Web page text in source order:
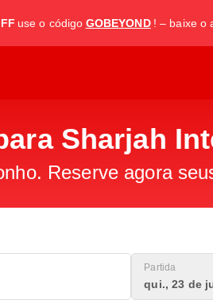
use o código GOBEYOND ! – baixe o
Sharjah
Reserve agora
Partida
qui., 23 de